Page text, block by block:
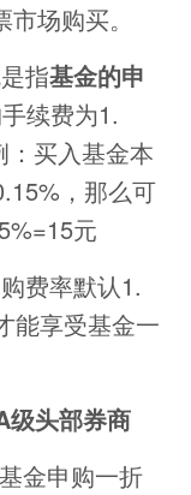
场购买。
指基金的申
续费为1.
买入基金本
，那么可
元
费率默认1.
能享受基金一
级头部券商
金申购一折